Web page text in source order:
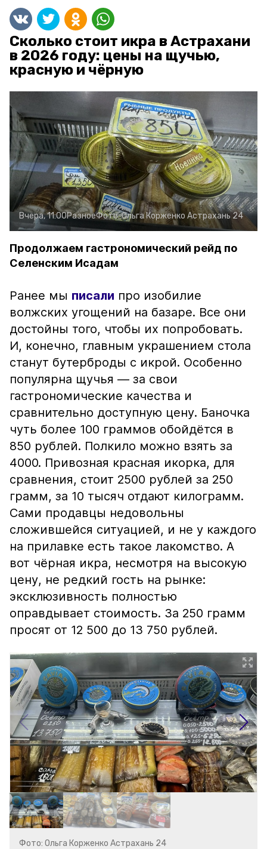
Сколько стоит икра в Астрахани
в 2026 году: цены на щучью,
красную и чёрную
Вчера, 11:00РазноеФото:Ольга Корженко Астрахань 24
Продолжаем гастрономический рейд по
Селенским Исадам
Ранее мы писали про изобилие
волжских угощений на базаре. Все они
достойны того, чтобы их попробовать.
И, конечно, главным украшением стола
станут бутерброды с икрой. Особенно
популярна щучья — за свои
гастрономические качества и
сравнительно доступную цену. Баночка
чуть более 100 граммов обойдётся в
850 рублей. Полкило можно взять за
4000. Привозная красная икорка, для
сравнения, стоит 2500 рублей за 250
грамм, за 10 тысяч отдают килограмм.
Сами продавцы недовольны
сложившейся ситуацией, и не у каждого
на прилавке есть такое лакомство. А
вот чёрная икра, несмотря на высокую
цену, не редкий гость на рынке:
эксклюзивность полностью
оправдывает стоимость. За 250 грамм
просят от 12 500 до 13 750 рублей.
Фото: Ольга Корженко Астрахань 24